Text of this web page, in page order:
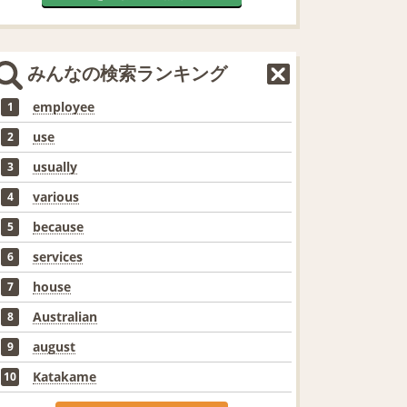
みんなの検索ランキング
1 employee
2 use
3 usually
4 various
5 because
6 services
7 house
8 Australian
9 august
10 Katakame